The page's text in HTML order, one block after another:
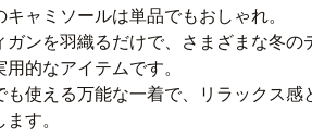
ャミソールは単品でもおしゃれ。
ガンを羽織るだけで、さまざまな冬の
的なアイテムです。
も使える万能な一着で、リラックス感
す。